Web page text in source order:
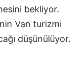
bekliyor.
Van turizmi
düşünülüyor.